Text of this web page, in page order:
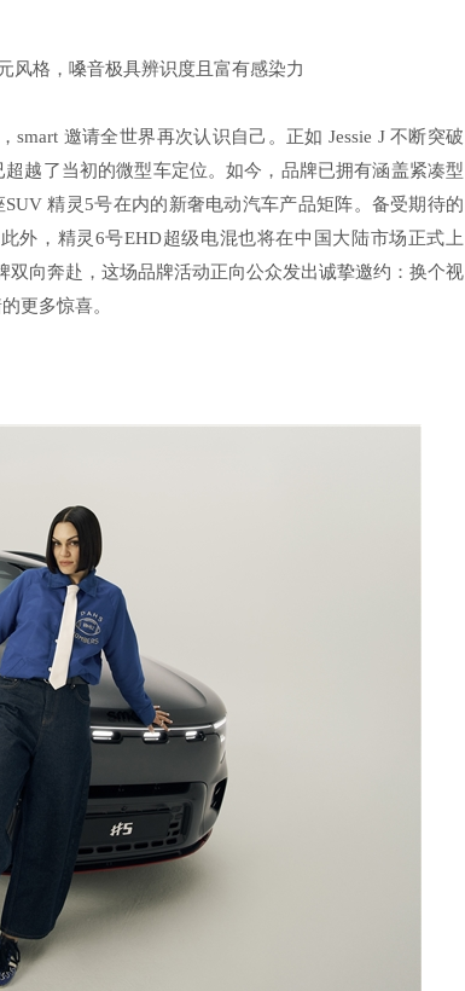
风格，嗓音极具辨识度且富有感染力
smart 邀请全世界再次认识自己。正如 Jessie J 不断突破
越了当初的微型车定位。如今，品牌已拥有涵盖紧凑型
精灵5号在内的新奢电动汽车产品矩阵。备受期待的
外，精灵6号EHD超级电混也将在中国大陆市场正式上
向奔赴，这场品牌活动正向公众发出诚挚邀约：换个视
更多惊喜。